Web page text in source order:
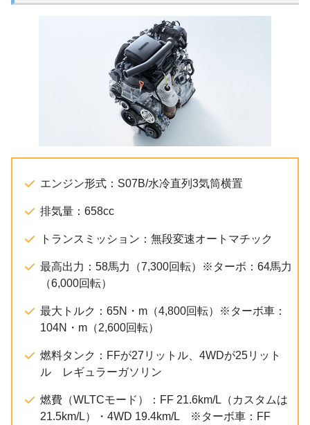
エンジン形式：S07B/水冷直列3気筒横置
排気量：658cc
トランスミッション：無段変速オートマチック
最高出力：58馬力（7,300回転）※ターボ：64馬力
（6,000回転）
最大トルク：65N・m（4,800回転）※ターボ車：
104N・m（2,600回転）
燃料タンク：FFが27リットル、4WDが25リット
ル レギュラーガソリン
燃費（WLTCモード）：FF 21.6km/L（カスタムは
21.5km/L）・4WD 19.4km/L ※ターボ車：FF